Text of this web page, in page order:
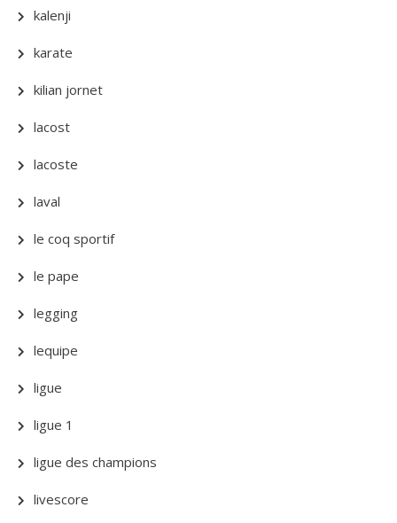
kalenji
karate
kilian jornet
lacost
lacoste
laval
le coq sportif
le pape
legging
lequipe
ligue
ligue 1
ligue des champions
livescore